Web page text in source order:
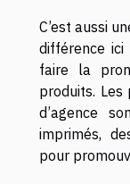
C’est aussi
différence
faire la
produits.
d’agence
imprimés,
pour